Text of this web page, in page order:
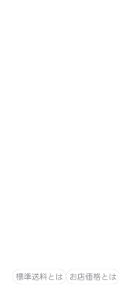
標準送料とは お店価格とは